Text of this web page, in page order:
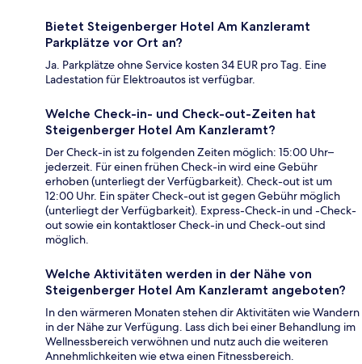
Bietet Steigenberger Hotel Am Kanzleramt
Parkplätze vor Ort an?
Ja. Parkplätze ohne Service kosten 34 EUR pro Tag. Eine
Ladestation für Elektroautos ist verfügbar.
Welche Check-in- und Check-out-Zeiten hat
Steigenberger Hotel Am Kanzleramt?
Der Check-in ist zu folgenden Zeiten möglich: 15:00 Uhr–
jederzeit. Für einen frühen Check-in wird eine Gebühr
erhoben (unterliegt der Verfügbarkeit). Check-out ist um
12:00 Uhr. Ein später Check-out ist gegen Gebühr möglich
(unterliegt der Verfügbarkeit). Express-Check-in und -Check-
out sowie ein kontaktloser Check-in und Check-out sind
möglich.
Welche Aktivitäten werden in der Nähe von
Steigenberger Hotel Am Kanzleramt angeboten?
In den wärmeren Monaten stehen dir Aktivitäten wie Wandern
in der Nähe zur Verfügung. Lass dich bei einer Behandlung im
Wellnessbereich verwöhnen und nutz auch die weiteren
Annehmlichkeiten wie etwa einen Fitnessbereich.